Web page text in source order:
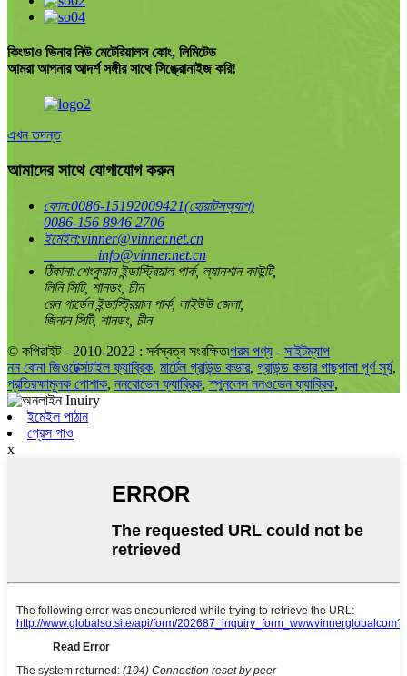
কিংডাও ভিনার নিউ মেটেরিয়ালস কোং, লিমিটেড
আমরা আপনার আদর্শ সঙ্গীর সাথে সিঙ্ক্রোনাইজ করি!
এখন তদন্ত
আমাদের সাথে যোগাযোগ করুন
ফোন:0086-15192009421(হোয়াটসঅ্যাপ)
0086-156 8946 2706
ইমেইল:vinner@vinner.net.cn
info@vinner.net.cn
ঠিকানা:শেংকুয়ান ইন্ডাস্ট্রিয়াল পার্ক, ল্যানশান কাউন্টি,
লিনি সিটি, শানডং, চীন
রেন গার্ডেন ইন্ডাস্ট্রিয়াল পার্ক, লাইউউ জেলা,
জিনান সিটি, শানডং, চীন
© কপিরাইট - 2010-2022 : সর্বস্বত্ব সংরক্ষিত৷গরম পণ্য - সাইটম্যাপ
নন বোনা জিওটেক্সটাইল ফ্যাব্রিক, মার্টেল গ্রাউন্ড কভার, গ্রাউন্ড কভার গাছপালা পূর্ণ সূর্য,
প্রতিরক্ষামূলক পোশাক, ননবোভেন ফ্যাব্রিক,স্পুনলেস ননওভেন ফ্যাব্রিক,
ইমেইল পাঠান
গ্রেস গাও
x